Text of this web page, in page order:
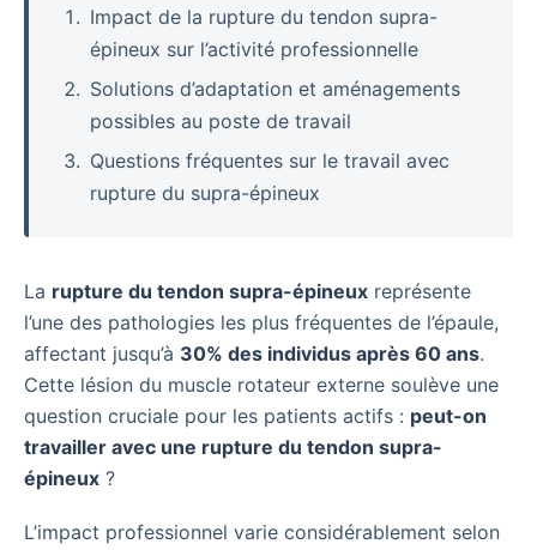
Impact de la rupture du tendon supra-
épineux sur l’activité professionnelle
Solutions d’adaptation et aménagements
possibles au poste de travail
Questions fréquentes sur le travail avec
rupture du supra-épineux
La rupture du tendon supra-épineux représente
l’une des pathologies les plus fréquentes de l’épaule,
affectant jusqu’à 30% des individus après 60 ans.
Cette lésion du muscle rotateur externe soulève une
question cruciale pour les patients actifs : peut-on
travailler avec une rupture du tendon supra-
épineux ?
L’impact professionnel varie considérablement selon